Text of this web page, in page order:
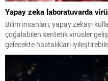
Yapay zeka laboratuvarda
Bilim insanları, yapay zekayı
çoğalabilen sentetik virüsler
gelecekte hastalıkları